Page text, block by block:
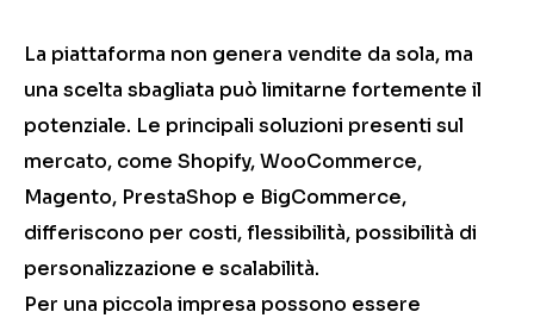
La piattaforma non genera vendite da sola, ma
una scelta sbagliata può limitarne fortemente il
potenziale. Le principali soluzioni presenti sul
mercato, come Shopify, WooCommerce,
Magento, PrestaShop e BigCommerce,
differiscono per costi, flessibilità, possibilità di
personalizzazione e scalabilità.
Per una piccola impresa possono essere